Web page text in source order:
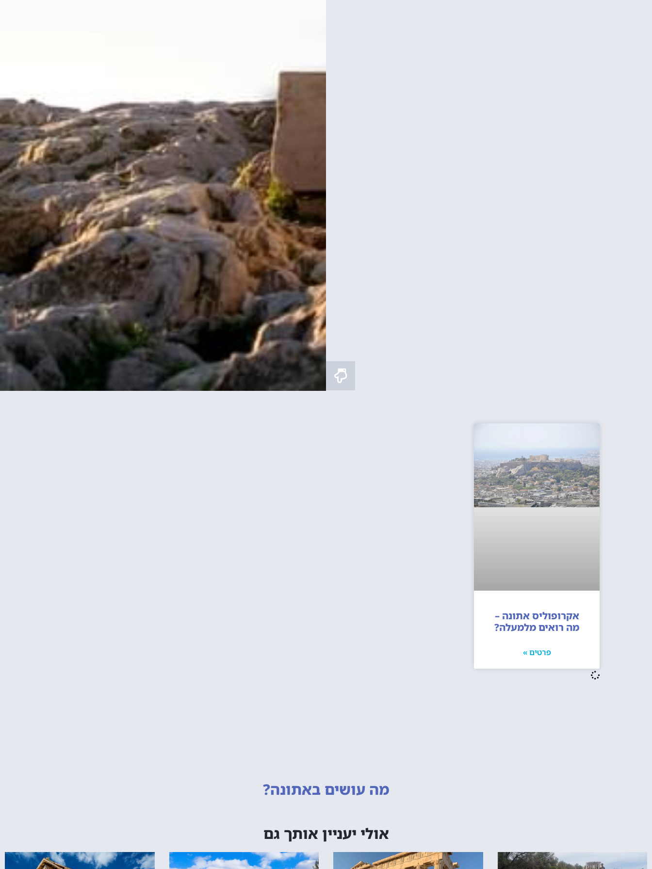
אקרופוליס אתונה –
מה רואים מלמעלה?
פרטים »
מה עושים באתונה?
אולי יעניין אותך גם